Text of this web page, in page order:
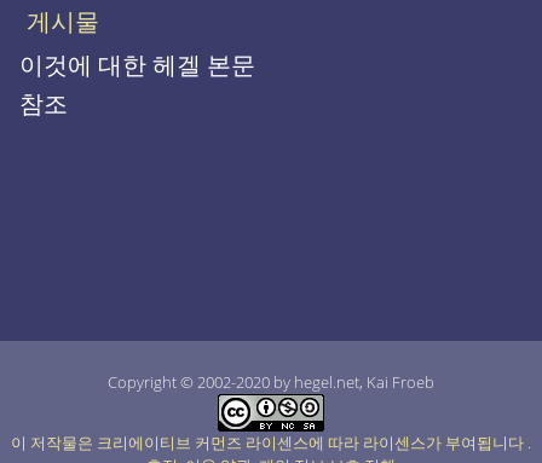
게시물
이것에 대한 헤겔 본문
참조
Copyright © 2002-2020 by hegel.net, Kai Froeb
이 저작물은 크리에이티브 커먼즈 라이센스에 따라 라이센스가 부여됩니다 .